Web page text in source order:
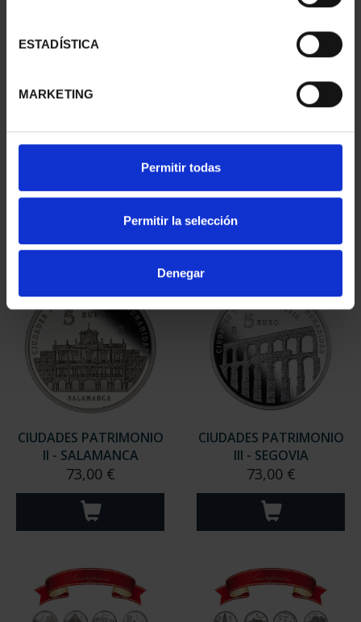
ESTADÍSTICA
MARKETING
Permitir todas
Permitir la selección
Denegar
CAPITALES ESPAÑOLAS
CIUDADES PATRIMONIO
CIUDADES PATRIMONIO
II - SALAMANCA
73,00 €
CIUDADES PATRIMONIO
III - SEGOVIA
73,00 €